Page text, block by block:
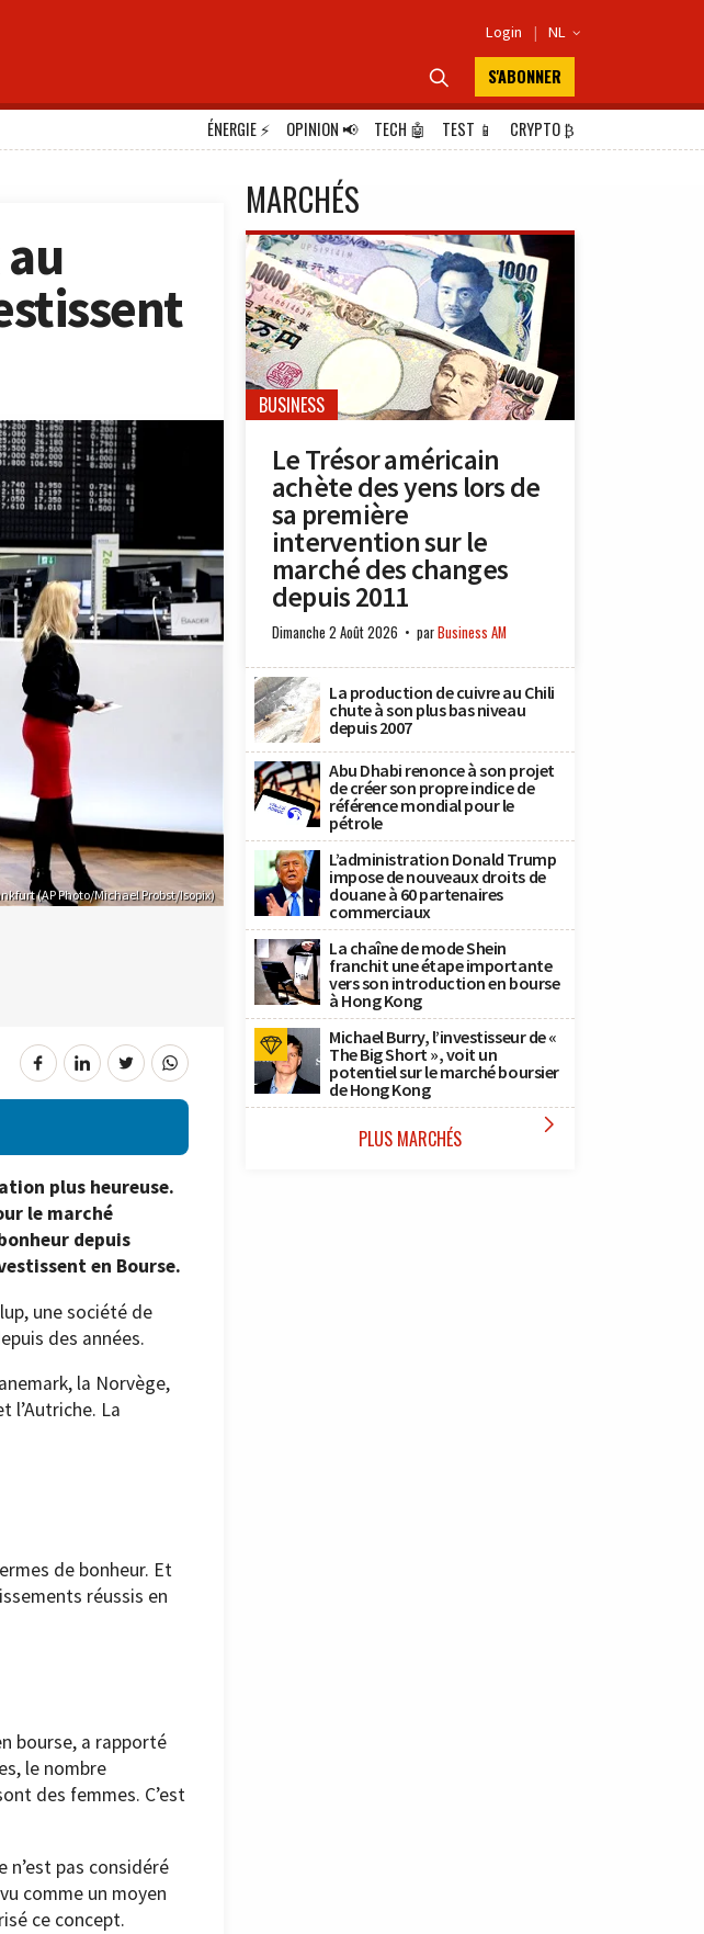
Login | NL 
 S'ABONNER
ÉNERGIE⚡ OPINION📢 TECH 🤖 TEST 📱 CRYPTO₿
(AP Photo/Michael Probst/Isopix)
plus heureuse.
le marché
depuis
en Bourse.
une société de
des années.
la Norvège,
l’Autriche. La
de bonheur. Et
réussis en
bourse, a rapporté
le nombre
des femmes. C’est
n’est pas considéré
comme un moyen
ce concept.
MARCHÉS
BUSINESS
Le Trésor américain
achète des yens lors de
sa première
intervention sur le
marché des changes
depuis 2011
Dimanche 2 Août 2026 parBusiness AM
La production de cuivre au Chili
chute à son plus bas niveau
depuis 2007
Abu Dhabi renonce à son projet
de créer son propre indice de
référence mondial pour le
pétrole
L’administration Donald Trump
impose de nouveaux droits de
douane à 60 partenaires
commerciaux
La chaîne de mode Shein
franchit une étape importante
vers son introduction en bourse
à Hong Kong
Michael Burry, l’investisseur de «
The Big Short », voit un
potentiel sur le marché boursier
de Hong Kong
PLUS MARCHÉS 